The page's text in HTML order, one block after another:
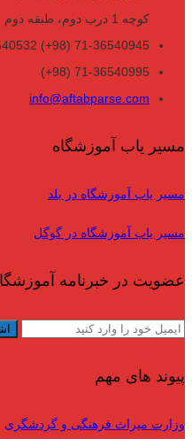
کوچه 1 درب دوم، طبقه دوم
71-36540945 (98+) 71-36540532 (98+)
71-36540995 (98+)
info@aftabparse.com
مسیر یاب آموزشگاه
مسیر یاب آموزشگاه در بلد
مسیر یاب آموزشگاه در گوگل
عضویت در خبرنامه
پیوند های مهم
وزارت میراث فرهنگی و گردشگری